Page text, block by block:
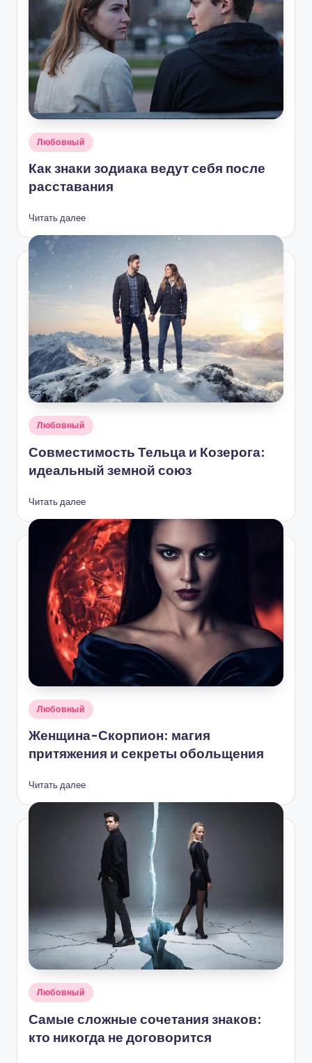
Опубликовано
Любовный
Как знаки зодиака ведут себя после
расставания
Читать далее
Опубликовано
Любовный
Совместимость Тельца и Козерога:
идеальный земной союз
Читать далее
Опубликовано
Любовный
Женщина-Скорпион: магия
притяжения и секреты обольщения
Читать далее
Опубликовано
Любовный
Самые сложные сочетания знаков:
кто никогда не договорится